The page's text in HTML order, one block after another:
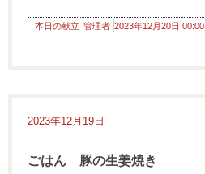
本日の献立 管理者 2023年12月20日 00:00
2023年12月19日
ごはん 豚の生姜焼き